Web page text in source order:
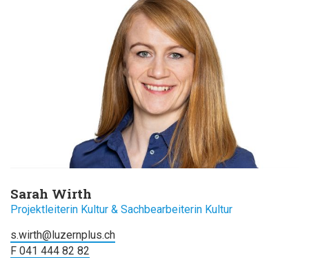
Sarah Wirth
Projektleiterin Kultur & Sachbearbeiterin Kultur
s.wirth@luzernplus.ch
F 041 444 82 82